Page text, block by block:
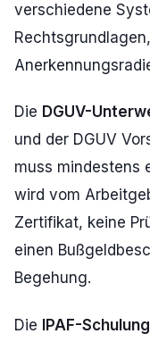
verschiedene
Die DGUV-
und der DGUV
muss mindestens
wird vom
Zertifikat, keine
einen
Begehung.
Die IPAF-Schulung